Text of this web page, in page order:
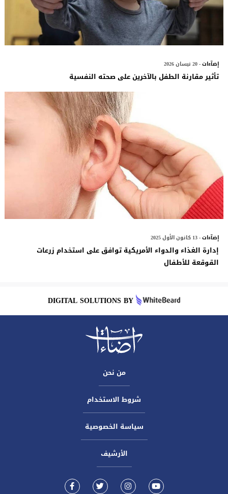
إضآءات- 20 نيسان 2026
تأثير مقارنة الطفل بالآخرين على صحته النفسية
إضآءات- 13 كانون الأول 2025
إدارة الغذاء والدواء الأمريكية توافق على استخدام زرعات
القوقعة للأطفال
DIGITAL SOLUTIONS BY
من نحن
شروط الاستخدام
سياسة الخصوصية
الأرشيف